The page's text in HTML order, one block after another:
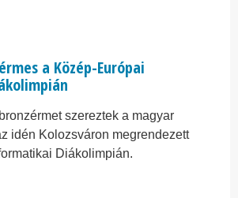
a Közép-Európai
szereztek a magyar
idén Kolozsváron megrendezett
Diákolimpián.